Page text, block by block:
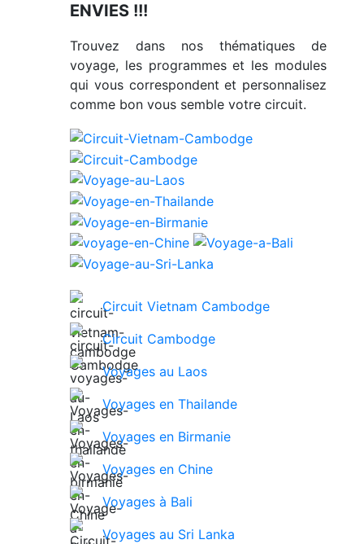
ENVIES !!!
Trouvez dans nos thématiques de
voyage, les programmes et les modules
qui vous correspondent et personnalisez
comme bon vous semble votre circuit.
Circuit Vietnam Cambodge
Circuit Cambodge
Voyages au Laos
Voyages en Thailande
Voyages en Birmanie
Voyages en Chine
Voyages à Bali
Voyages au Sri Lanka